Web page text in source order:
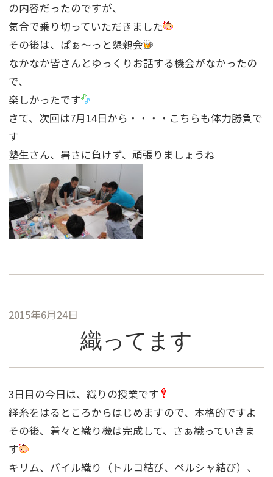
の内容だったのですが、
気合で乗り切っていただきました
その後は、ぱぁ〜っと懇親会
なかなか皆さんとゆっくりお話する機会がなかったの
で、
楽しかったです
さて、次回は7月14日から・・・・こちらも体力勝負で
す
塾生さん、暑さに負けず、頑張りましょうね
2015年6月24日
織ってます
3日目の今日は、織りの授業です
経糸をはるところからはじめますので、本格的ですよ
その後、着々と織り機は完成して、さぁ織っていきま
す
キリム、パイル織り（トルコ結び、ペルシャ結び）、